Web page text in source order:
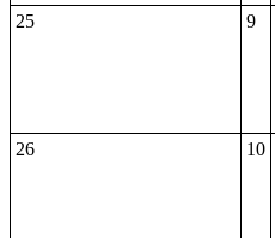
25 9
26 10